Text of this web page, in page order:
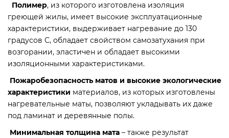
Полимер, из которого изготовлена изоляция
греющей жилы, имеет высокие эксплуатационные
характеристики, выдерживает нагревание до 130
градусов С, обладает свойством самозатухания при
возгорании, эластичен и обладает высокими
изоляционными характеристиками.
Пожаробезопасность матов и высокие экологические
характеристики материалов, из которых изготовлены
нагревательные маты, позволяют укладывать их даже
под ламинат и деревянные полы.
Минимальная толщина мата – также результат